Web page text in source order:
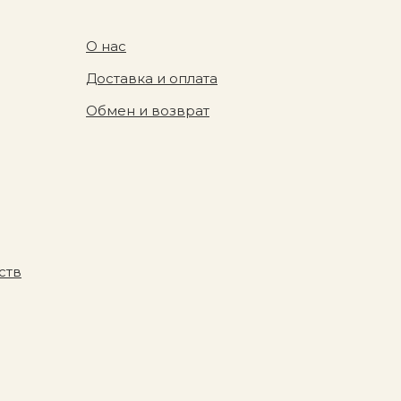
О нас
Доставка и оплата
Обмен и возврат